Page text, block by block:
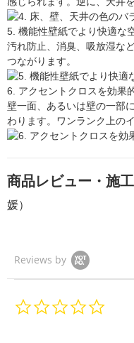
5. 機能性壁紙でより快適な
汚れ防止、消臭、吸放湿な
つながります。
6. アクセントクロスを効果
壁一面、あるいは壁の一部
わります。ワンランク上の
商品レビュー・施
媛）
Reviews by